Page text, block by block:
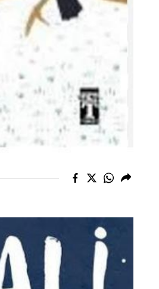
Yozgat
Zonguldak
Aksaray
Karaman
Kırıkkale
Şırnak
Ardahan